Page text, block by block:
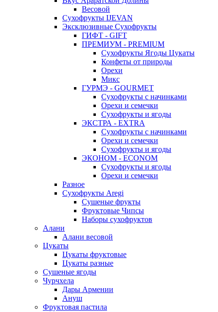
Весовой
Сухофрукты IJEVAN
Эксклюзивные Сухофрукты
ГИФТ - GIFT
ПРЕМИУМ - PREMIUM
Сухофрукты Ягоды Цукаты
Конфеты от природы
Орехи
Микс
ГУРМЭ - GOURMET
Сухофрукты с начинками
Орехи и семечки
Сухофрукты и ягоды
ЭКСТРА - EXTRA
Сухофрукты с начинками
Орехи и семечки
Сухофрукты и ягоды
ЭКОНОМ - ECONOM
Сухофрукты и ягоды
Орехи и семечки
Разное
Сухофрукты Aregi
Сушеные фрукты
Фруктовые Чипсы
Наборы сухофруктов
Алани
Алани весовой
Цукаты
Цукаты фруктовые
Цукаты разные
Сушеные ягоды
Чурчхела
Дары Армении
Ануш
Фруктовая пастила